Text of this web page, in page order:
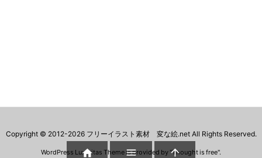
Copyright © 2012-2026 フリーイラスト素材 変な絵.netAll Rights Reserved.
WordPress Luxeritas Theme is provided by "Thought is free".
  